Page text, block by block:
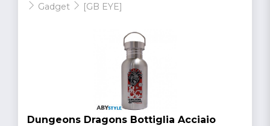
Gadget [GB EYE]
Dungeons Dragons Bottiglia Acciaio